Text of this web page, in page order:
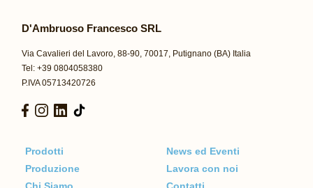
D'Ambruoso Francesco SRL
Via Cavalieri del Lavoro, 88-90, 70017, Putignano (BA) Italia
Tel: +39 0804058380
P.IVA 05713420726
Prodotti
Produzione
News ed Eventi
Lavora con noi